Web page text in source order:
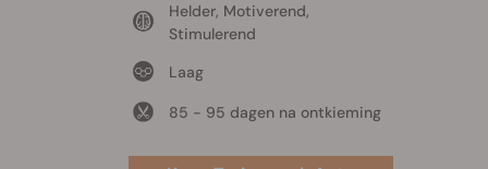
Helder, Motiverend,
Stimulerend
Laag
85 - 95 dagen na ontkieming